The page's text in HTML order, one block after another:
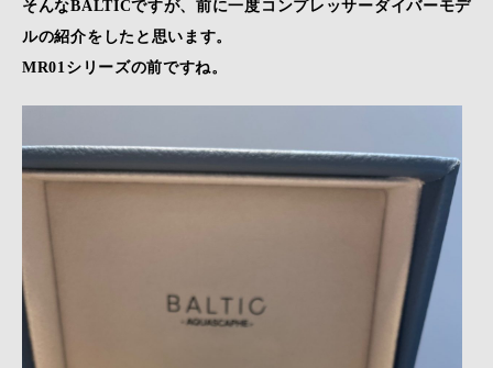
そんなBALTICですが、前に一度コンプレッサーダイバーモデ
ルの紹介をしたと思います。
MR01シリーズの前ですね。